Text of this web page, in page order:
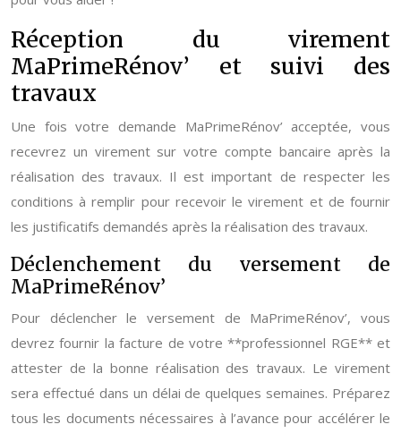
Réception du virement
MaPrimeRénov’ et suivi des
travaux
Une fois votre demande MaPrimeRénov’ acceptée, vous
recevrez un virement sur votre compte bancaire après la
réalisation des travaux. Il est important de respecter les
conditions à remplir pour recevoir le virement et de fournir
les justificatifs demandés après la réalisation des travaux.
Déclenchement du versement de
MaPrimeRénov’
Pour déclencher le versement de MaPrimeRénov’, vous
devrez fournir la facture de votre **professionnel RGE** et
attester de la bonne réalisation des travaux. Le virement
sera effectué dans un délai de quelques semaines. Préparez
tous les documents nécessaires à l’avance pour accélérer le